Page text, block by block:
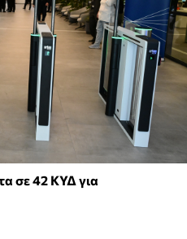
σε 42 ΚΥΔ για